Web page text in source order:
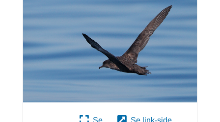
Se
Se link-side